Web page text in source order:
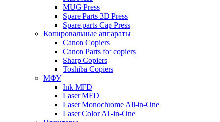
MUG Press
Spare Parts 3D Press
Spare parts Cap Press
Копировальные аппараты
Canon Copiers
Canon Parts for copiers
Sharp Copiers
Toshiba Copiers
МФУ
Ink MFD
Laser MFD
Laser Monochrome All-in-One
Laser Color All-in-One